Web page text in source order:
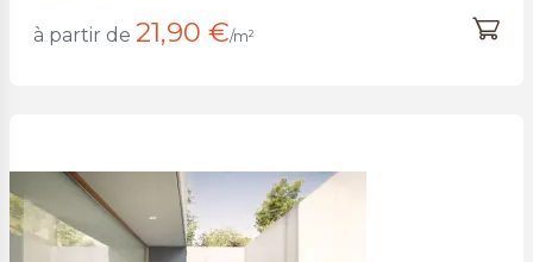
à partir de 21,90 €/m²